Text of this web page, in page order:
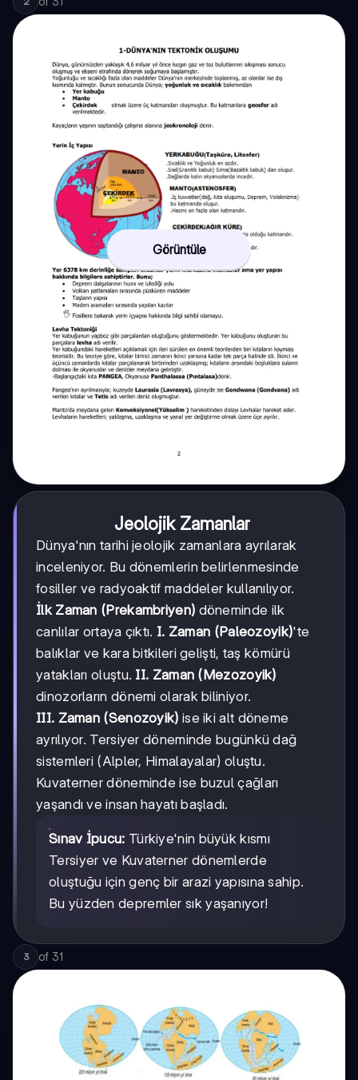
Görüntüle
Jeolojik Zamanlar
Dünya'nın tarihi jeolojik zamanlara ayrılarak
inceleniyor. Bu dönemlerin belirlenmesinde
fosiller ve radyoaktif maddeler kullanılıyor.
İlk Zaman (Prekambriyen) döneminde ilk
canlılar ortaya çıktı. I. Zaman (Paleozoyik)'te
balıklar ve kara bitkileri gelişti, taş kömürü
yatakları oluştu. II. Zaman (Mezozoyik)
dinozorların dönemi olarak biliniyor.
III. Zaman (Senozoyik) ise iki alt döneme
ayrılıyor. Tersiyer döneminde bugünkü dağ
sistemleri (Alpler, Himalayalar) oluştu.
Kuvaterner döneminde ise buzul çağları
yaşandı ve insan hayatı başladı.
Sınav İpucu: Türkiye'nin büyük kısmı
Tersiyer ve Kuvaterner dönemlerde
oluştuğu için genç bir arazi yapısına sahip.
Bu yüzden depremler sık yaşanıyor!
3 of 31